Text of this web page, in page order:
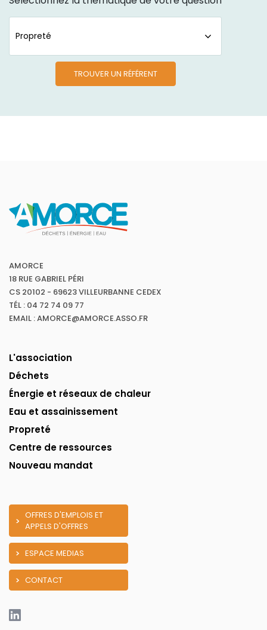
TROUVER UN RÉFÉRENT
AMORCE
18 RUE GABRIEL PÉRI
CS 20102 - 69623 VILLEURBANNE CEDEX
TÉL : 04 72 74 09 77
EMAIL : AMORCE@AMORCE.ASSO.FR
L'association
Déchets
Énergie et réseaux de chaleur
Eau et assainissement
Propreté
Centre de ressources
Nouveau mandat
OFFRES D'EMPLOIS ET
APPELS D'OFFRES
ESPACE MEDIAS
CONTACT